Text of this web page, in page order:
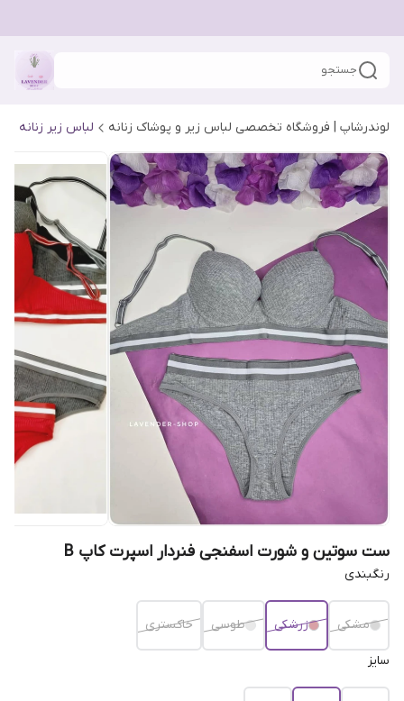
جستجو
لوندرشاپ | فروشگاه تخصصی لباس زیر و پوشاک زنانه لباس زیر زنانه
ست سوتین و شورت اسفنجی فنردار اسپرت کاپ B
رنگبندی
مشکی زرشکی طوسی خاکستری
سایز